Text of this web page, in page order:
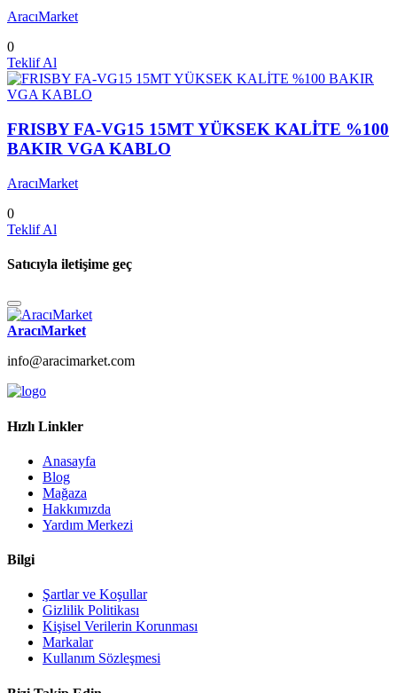
AracıMarket
0
Teklif Al
FRISBY FA-VG15 15MT YÜKSEK KALİTE %100
BAKIR VGA KABLO
AracıMarket
0
Teklif Al
Satıcıyla iletişime geç
AracıMarket
info@aracimarket.com
Hızlı Linkler
Anasayfa
Blog
Mağaza
Hakkımızda
Yardım Merkezi
Bilgi
Şartlar ve Koşullar
Gizlilik Politikası
Kişisel Verilerin Korunması
Markalar
Kullanım Sözleşmesi